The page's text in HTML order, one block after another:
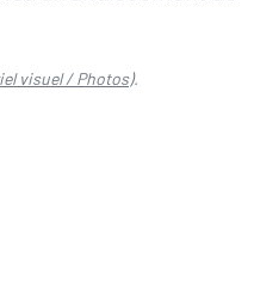
visuel / Photos).